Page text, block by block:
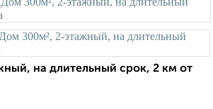
на длительный срок, 2 км от